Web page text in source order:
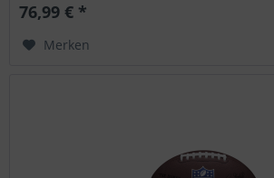
76,99 € *
Merken